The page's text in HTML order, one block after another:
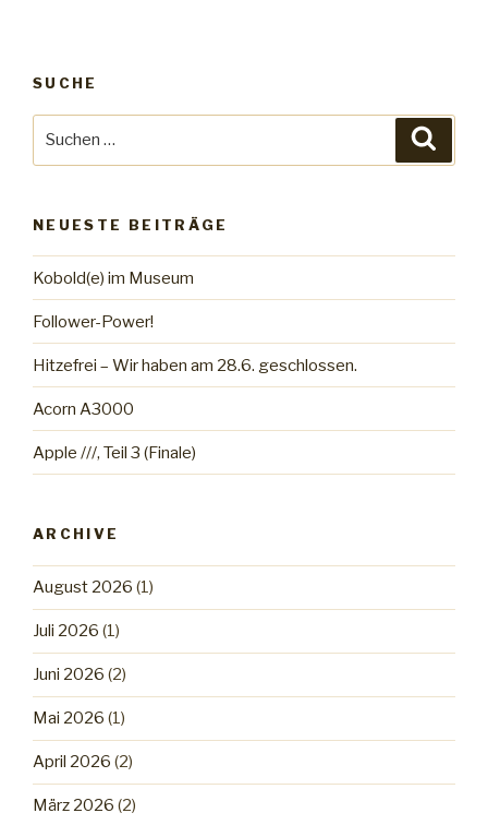
SUCHE
NEUESTE BEITRÄGE
Kobold(e) im Museum
Follower-Power!
Hitzefrei – Wir haben am 28.6. geschlossen.
Acorn A3000
Apple ///, Teil 3 (Finale)
ARCHIVE
August 2026 (1)
Juli 2026 (1)
Juni 2026 (2)
Mai 2026 (1)
April 2026 (2)
März 2026 (2)